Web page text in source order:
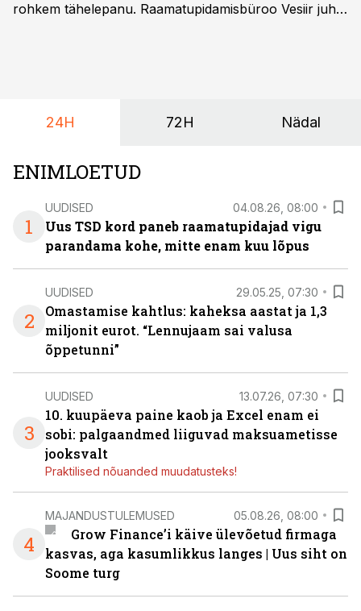
rohkem tähelepanu. Raamatupidamisbüroo Vesiir juht
24H 72H Nädal
ENIMLOETUD
1
UUDISED 04.08.26, 08:00
Uus TSD kord paneb raamatupidajad vigu
parandama kohe, mitte enam kuu lõpus
2
UUDISED 29.05.25, 07:30
Omastamise kahtlus: kaheksa aastat ja 1,3
miljonit eurot. “Lennujaam sai valusa
õppetunni”
3
UUDISED 13.07.26, 07:30
10. kuupäeva paine kaob ja Excel enam ei
sobi: palgaandmed liiguvad maksuametisse
jooksvalt
Praktilised nõuanded muudatusteks!
4
MAJANDUSTULEMUSED 05.08.26, 08:00
Grow Finance’i käive ülevõetud firmaga
kasvas, aga kasumlikkus langes | Uus siht on
Soome turg